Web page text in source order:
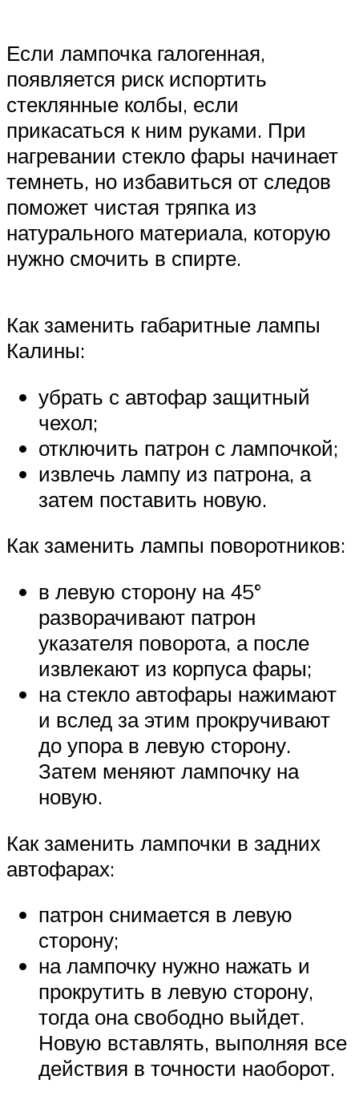
Если лампочка галогенная,
появляется риск испортить
стеклянные колбы, если
прикасаться к ним руками. При
нагревании стекло фары начинает
темнеть, но избавиться от следов
поможет чистая тряпка из
натурального материала, которую
нужно смочить в спирте.
Как заменить габаритные лампы
Калины:
убрать с автофар защитный
чехол;
отключить патрон с лампочкой;
извлечь лампу из патрона, а
затем поставить новую.
Как заменить лампы поворотников:
в левую сторону на 45°
разворачивают патрон
указателя поворота, а после
извлекают из корпуса фары;
на стекло автофары нажимают
и вслед за этим прокручивают
до упора в левую сторону.
Затем меняют лампочку на
новую.
Как заменить лампочки в задних
автофарах:
патрон снимается в левую
сторону;
на лампочку нужно нажать и
прокрутить в левую сторону,
тогда она свободно выйдет.
Новую вставлять, выполняя все
действия в точности наоборот.